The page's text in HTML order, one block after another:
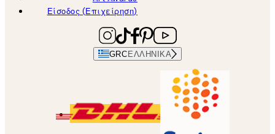
Είσοδος (Επιχείρηση)
GRCΕΛΛΗΝΙΚΆ